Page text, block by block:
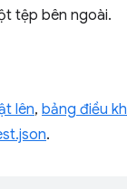
tệp bên ngoài.
lên, bảng điều
.